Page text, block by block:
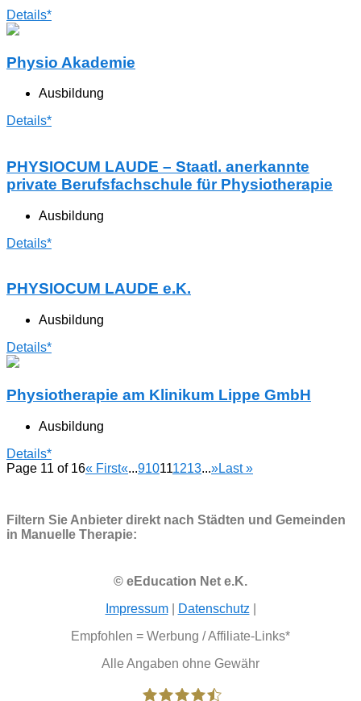
Details*
Physio Akademie
Ausbildung
Details*
PHYSIOCUM LAUDE – Staatl. anerkannte
private Berufsfachschule für Physiotherapie
Ausbildung
Details*
PHYSIOCUM LAUDE e.K.
Ausbildung
Details*
Physiotherapie am Klinikum Lippe GmbH
Ausbildung
Details*
Page 11 of 16« First«...910111213...»Last »
Filtern Sie Anbieter direkt nach Städten und Gemeinden
in Manuelle Therapie:
© eEducation Net e.K.
Impressum| Datenschutz
Empfohlen = Werbung / Affiliate-Links*
Alle Angaben ohne Gewähr